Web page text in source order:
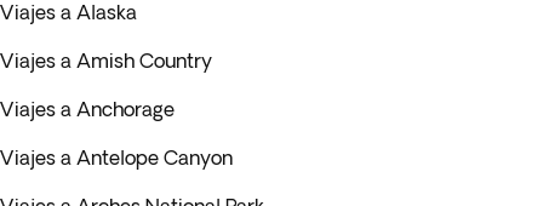
Viajes a Alaska
Viajes a Amish Country
Viajes a Anchorage
Viajes a Antelope Canyon